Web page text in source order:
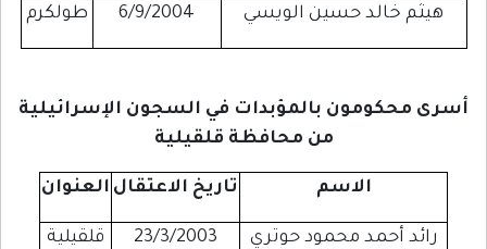
هيثم خالد حسين الويسي 6/9/2004 طولكرم
أسرى محكومون بالمؤبدات في السجون الإسرائيلية
من محافظة قلقيلية
الاسم تاريخ الاعتقال العنوان
رائد أحمد محمود حوتري 23/3/2003 قلقيلية